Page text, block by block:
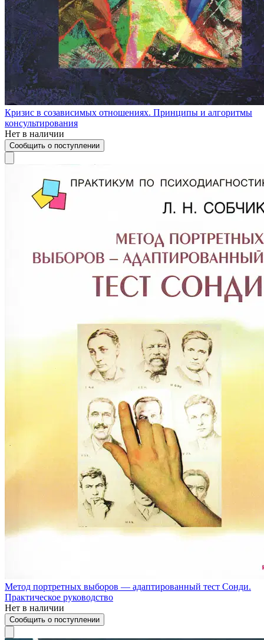
Кризис в созависимых отношениях. Принципы и алгоритмы
консультирования
Нет в наличии
Сообщить о поступлении
Метод портретных выборов — адаптированный тест Сонди.
Практическое руководство
Нет в наличии
Сообщить о поступлении